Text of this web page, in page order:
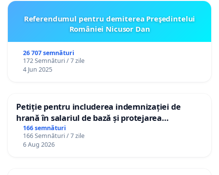
Referendumul pentru demiterea Preşedintelui
României Nicusor Dan
26 707 semnături
172 Semnături / 7 zile
4 Jun 2025
Petiție pentru includerea indemnizației de
hrană în salariul de bază și protejarea
gradațiilor de vechime pentru asistenții
personali
166 semnături
166 Semnături / 7 zile
6 Aug 2026